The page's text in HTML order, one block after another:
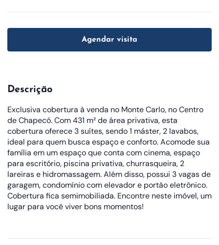
Agendar visita
Descrição
Exclusiva cobertura à venda no Monte Carlo, no Centro
de Chapecó. Com 431 m² de área privativa, esta
cobertura oferece 3 suítes, sendo 1 máster, 2 lavabos,
ideal para quem busca espaço e conforto. Acomode sua
família em um espaço que conta com cinema, espaço
para escritório, piscina privativa, churrasqueira, 2
lareiras e hidromassagem. Além disso, possui 3 vagas de
garagem, condomínio com elevador e portão eletrônico.
Cobertura fica semimobiliada. Encontre neste imóvel, um
lugar para você viver bons momentos!